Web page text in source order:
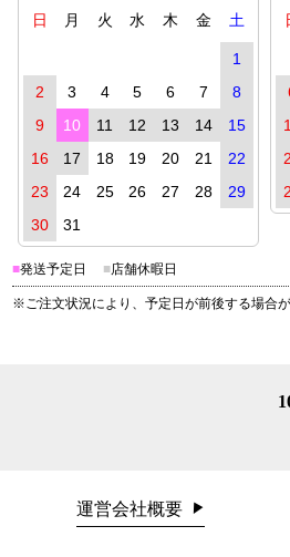
日
月 火 水 木 金 土
1
2
3 4 5 6 7
8
9
10 11 12 13 14
15
16
17 18 19 20 21
22
23
24 25 26 27 28
29
30
31
■発送予定日 ■店舗休暇日
※ご注文状況により、予定日が前後する場合
運営会社概要